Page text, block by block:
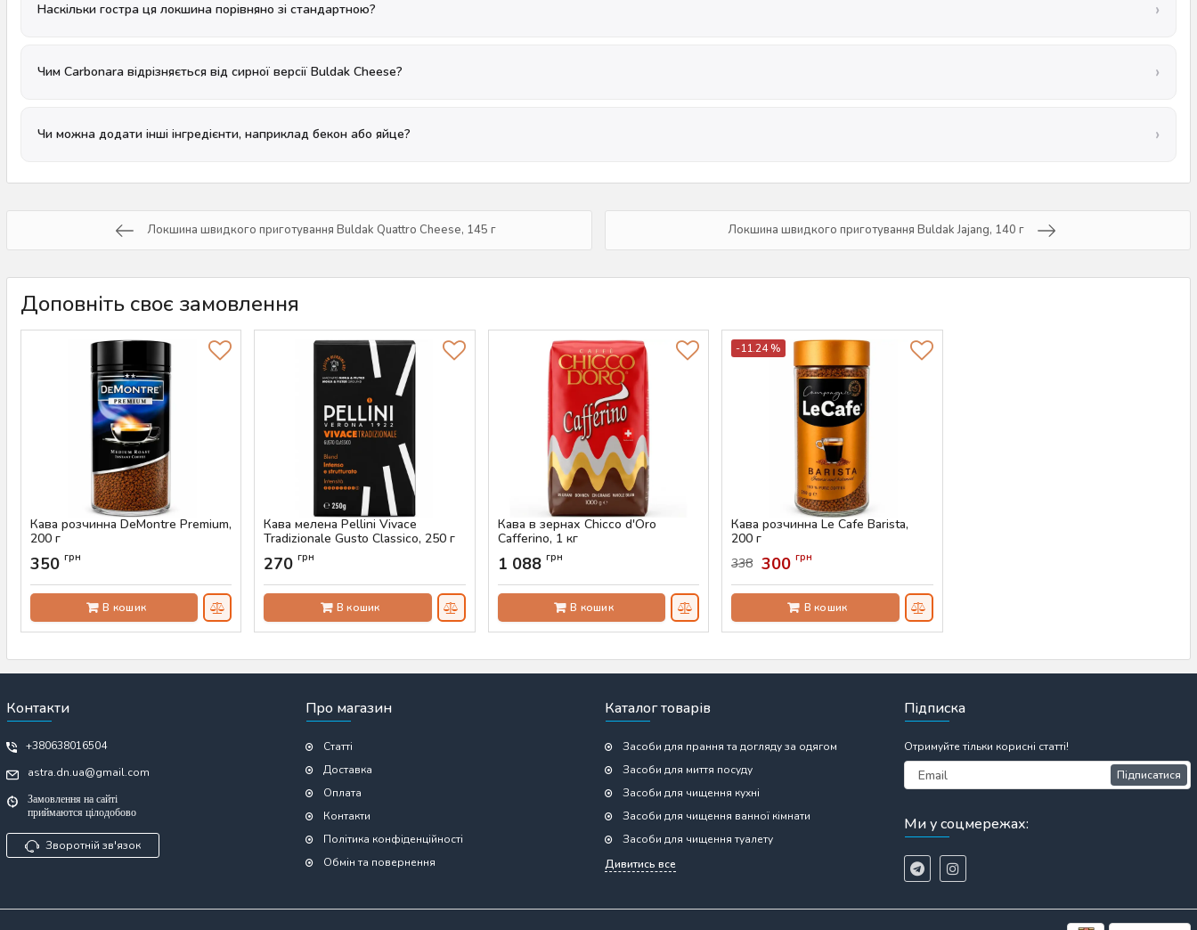
Наскільки гостра ця локшина порівняно зі стандартною?
Чим Carbonara відрізняється від сирної версії Buldak Cheese?
Чи можна додати інші інгредієнти, наприклад бекон або яйце?
Локшина швидкого приготування Buldak Quattro Cheese, 145 г Локшина швидкого приготування Buldak Jajang, 140 г
Доповніть своє замовлення
Кава розчинна DeMontre Premium,
200 г
Артикул:AS-00757
350 грн
В кошик
Кава мелена Pellini Vivace
Tradizionale Gusto Classico, 250 г
Артикул:AS-00759
270грн
В кошик
Кава в зернах Chicco d'Oro
Cafferino, 1 кг
Артикул: AS-00742
1 088 грн
В кошик
-11.24 %
Кава розчинна Le Cafe Barista,
200 г
Артикул:AS-00755
338 300грн
В кошик
Контакти
+380638016504
astra.dn.ua@gmail.com
Замовлення на сайті
приймаются цілодобово
Зворотній зв'язок
Про магазин
Статті
Доставка
Оплата
Контакти
Політика конфіденційності
Обмін та повернення
Каталог товарів
Засоби для прання та догляду за одягом
Засоби для миття посуду
Засоби для чищення кухні
Засоби для чищення ванної кімнати
Засоби для чищення туалету
Дивитись все
Підписка
Отримуйте тільки корисні статті!
Підписатися
Ми у соцмережах: